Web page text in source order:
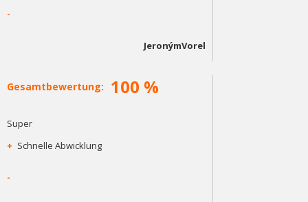
-
JeronýmVorel
Gesamtbewertung: 100 %
Super
+ Schnelle Abwicklung
-